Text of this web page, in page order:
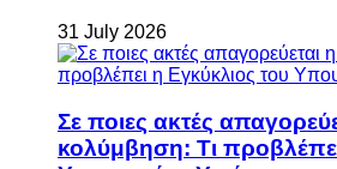
31 July 2026
Σε ποιες ακτές
κολύμβηση: Τι